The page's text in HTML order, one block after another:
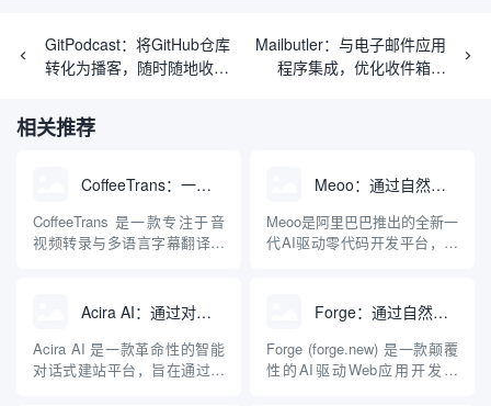
GitPodcast：将GitHub仓库
转化为播客，随时随地收听
Mailbutler：与电子邮件应用
程序集成，优化收件箱体
相关推荐
CoffeeTrans：一键提取并翻译音视频字幕的生成工具
CoffeeTrans 是一款专注于音
视频转录与多语言字幕翻译的
与大型语言模型（LLM），将
繁琐的视频本地化工作简化为
一键式操作。用户只需上传音
频或视频文件，系统即可在极
Meoo：通过自然语言对话一键生成并部署应用程序的AI开发平台
Meoo是阿里巴巴推出的全新一
代AI驱动零代码开发平台，致
“说话即上线”的核心理念，
Meoo深度融合了千问、Kimi、
GLM、MiniMax等多款强大的
大语言模型，并结合
Acira AI：通过对话快速创建专业网站的智能建站工具
Acira AI 是一款革命性的智能
对话式建站平台，旨在通过人
Forge：通过自然语言自动生成生产级React应用的AI编程平台
Forge (forge.new) 是一款颠覆
性的AI驱动Web应用开发平